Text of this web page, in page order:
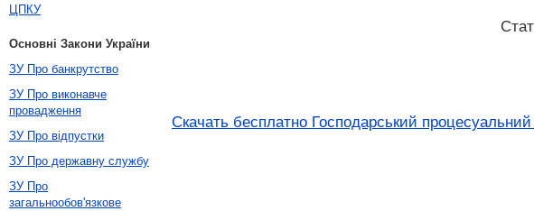
Скачать бесплатно Господарський
ЦПКУ
Основні Закони України
ЗУ Про банкрутство
ЗУ Про виконавче
провадження
ЗУ Про відпустки
ЗУ Про державну службу
ЗУ Про
загальнообов'язкове